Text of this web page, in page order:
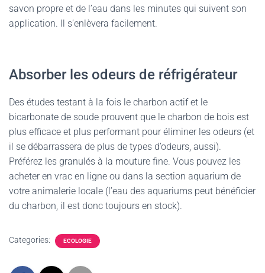
savon propre et de l’eau dans les minutes qui suivent son
application. Il s’enlèvera facilement.
Absorber les odeurs de réfrigérateur
Des études testant à la fois le charbon actif et le
bicarbonate de soude prouvent que le charbon de bois est
plus efficace et plus performant pour éliminer les odeurs (et
il se débarrassera de plus de types d’odeurs, aussi).
Préférez les granulés à la mouture fine. Vous pouvez les
acheter en vrac en ligne ou dans la section aquarium de
votre animalerie locale (l’eau des aquariums peut bénéficier
du charbon, il est donc toujours en stock).
Categories: ECOLOGIE